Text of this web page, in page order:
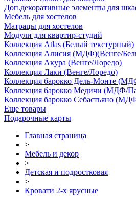
Доп.декоративные элементы для
Мебель для хостелов
Матрацы для хостелов
Модули для квартир-студий
Коллекция Atlas (Белый текстурный)
Коллекция Алисия (МДФ)(Венге/
Коллекция Акура (Венге/Лоредо)
Коллекция Лаки (Венге/Лоредо)
Коллекция барокко Дель-Монте
Коллекция барокко Медичи (МДФ/
Коллекция барокко Себастьяно
Еще товары
Подарочные карты
Главная страница
>
Мебель и декор
>
Детская и подростковая
>
Кровати 2-х ярусные